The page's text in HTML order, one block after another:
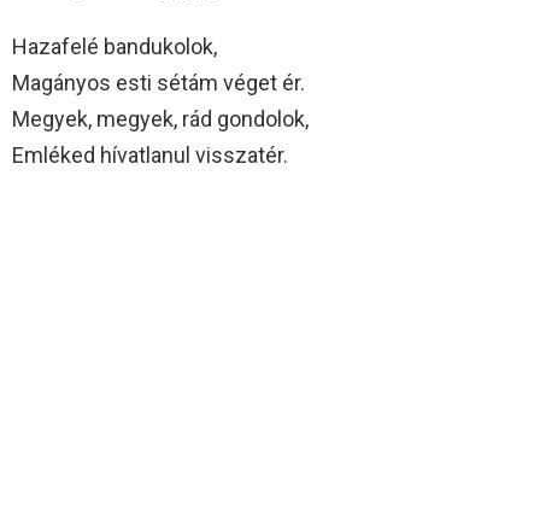
Hazafelé bandukolok,
Magányos esti sétám véget ér.
Megyek, megyek, rád gondolok,
Emléked hívatlanul visszatér.